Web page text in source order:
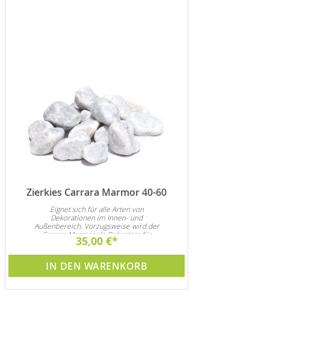
Zierkies Carrara Marmor 40-60
Eignet sich für alle Arten von
Dekorationen im Innen- und
Außenbereich. Vorzugsweise wird der
Carrara Marmor als Dekostein für
Steingarten und natürlich auch als
35,00 €
IN DEN WARENKORB